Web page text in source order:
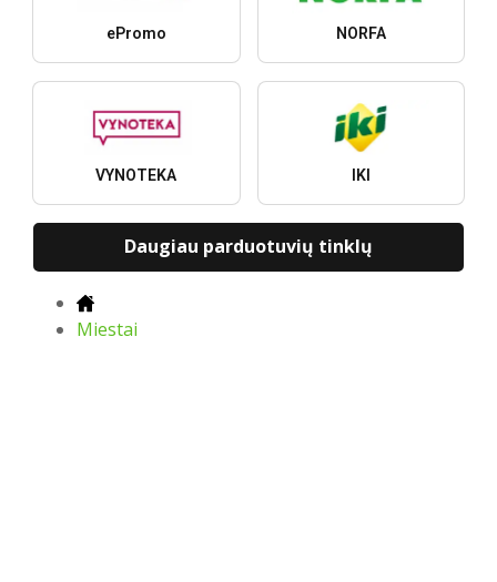
ePromo NORFA
VYNOTEKA IKI
Daugiau parduotuvių tinklų
Miestai